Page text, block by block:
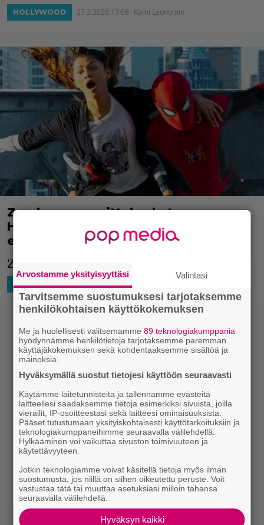
HOLLYWOOD 27.3.2026 17:08 Kami Launonen
Zendaya suunnittelee katoavansa
Hollywoodista tämän vuoden
elokuvien jälkeen
Zendaya on tehnyt hurjasti töitä.
HOLLYWOOD 27.3.2026 14:02
Arvostamme yksityisyyttäsi Valintasi
Tarvitsemme suostumuksesi tarjotaksemme
henkilökohtaisen käyttökokemuksen
Me ja huolellisesti valitsemamme89 teknologiakumppania
hyödynnämme henkilötietoja tarjotaksemme paremman
käyttäjäkokemuksen sekä kohdentaaksemme sisältöä ja
mainoksia.
Hyväksymällä suostut tietojesi käyttöön seuraavasti
Käytämme laitetunnisteita ja tallennamme evästeitä
laitteellesi saadaksemme tietoja esimerkiksi sivuista, joilla
vierailit, IP-osoitteestasi sekä laitteesi ominaisuuksista.
Pääset tutustumaan yksityiskohtaisesti käyttötarkoituksiin ja
teknologiakumppaneihimme seuraavalla välilehdellä.
Hylkääminen voi vaikuttaa sivuston toimivuuteen ja
käytettävyyteen.
Jotkin teknologiamme voivat käsitellä tietoja myös ilman
suostumusta, jos niillä on siihen oikeutettu peruste. Voit
vastustaa tätä tai muuttaa asetuksiasi milloin tahansa
seuraavalla välilehdellä.
Hyväksyn kaikki